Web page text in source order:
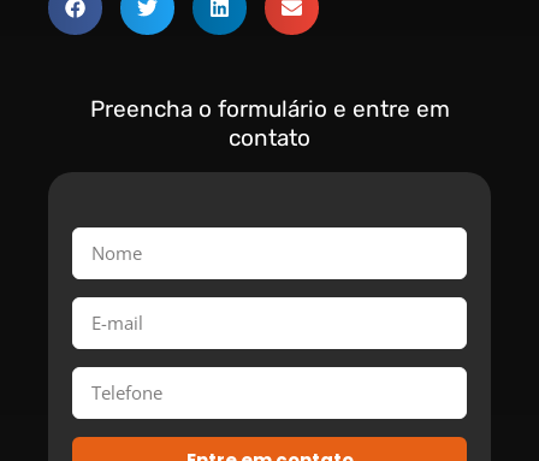
Preencha o formulário e entre em
contato